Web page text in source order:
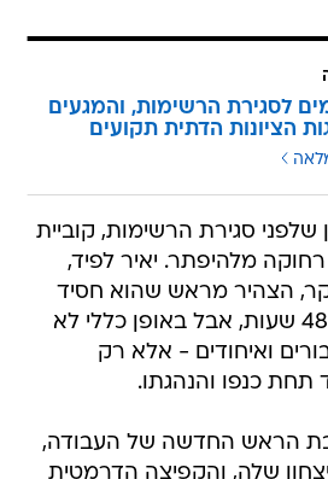
לסגירת הרשימות, והמגעים
הציונות הדתית תקועים
סגירת הרשימות, קוביית
מלהיפתר. יאיר לפיד,
הצהיר מראש שהוא חסיד
גדול של אסכולת ה-48 שעות, אבל באופן כללי לא
ואיחודים - אלא רק
כנפו והנהגתו.
הראש החדשה של העבודה,
שלה, והקפיצה הדרמטית